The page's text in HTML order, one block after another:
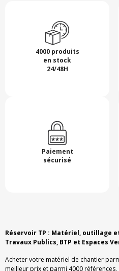
4000 produits
en stock
24/48H
Paiement
sécurisé
Réservoir TP : Matériel, outillage
Travaux Publics, BTP et Espaces
Acheter votre matériel de chantier
meilleur prix et parmi 4000 références.